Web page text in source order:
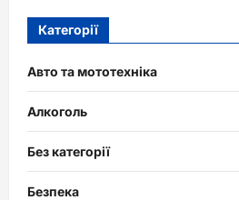
Категорії
Авто та мототехніка
Алкоголь
Без категорії
Безпека